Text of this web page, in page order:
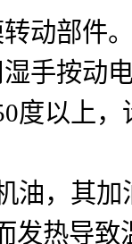
动部件
手按动
度以上
油，其
发热导